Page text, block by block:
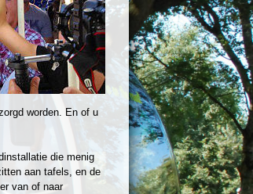
worden. En of u
die menig
aan tafels, en de
van of naar